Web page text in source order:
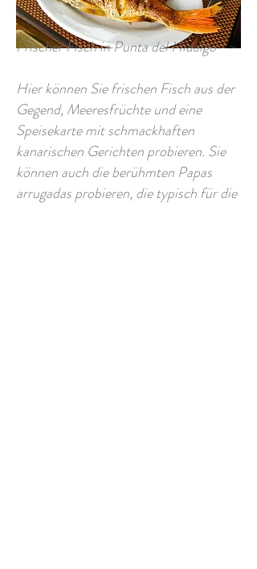
Frischer Fisch in Punta del Hidalgo
Hier können Sie frischen Fisch aus der
Gegend, Meeresfrüchte und eine
Speisekarte mit schmackhaften
kanarischen Gerichten probieren. Sie
können auch die berühmten Papas
arrugadas probieren, die typisch für die